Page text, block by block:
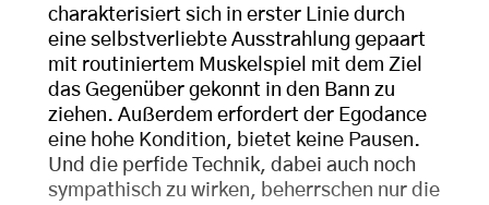
charakterisiert sich in erster Linie durch
eine selbstverliebte Ausstrahlung gepaart
mit routiniertem Muskelspiel mit dem Ziel
das Gegenüber gekonnt in den Bann zu
ziehen. Außerdem erfordert der Egodance
eine hohe Kondition, bietet keine Pausen.
Und die perfide Technik, dabei auch noch
sympathisch zu wirken, beherrschen nur die